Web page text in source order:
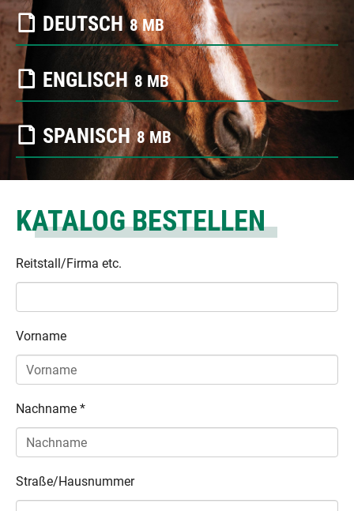
DEUTSCH 8 MB
ENGLISCH 8 MB
SPANISCH 8 MB
KATALOG BESTELLEN
Reitstall/Firma etc.
Vorname
Nachname *
Straße/Hausnummer